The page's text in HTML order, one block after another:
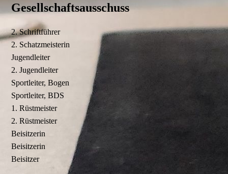
Gesellschaftsausschuss
2. Schriftführer
2. Schatzmeisterin
Jugendleiter
2. Jugendleiter
Sportleiter, Bogen
Sportleiter, BDS
1. Rüstmeister
2. Rüstmeister
Beisitzerin
Beisitzerin
Beisitzer